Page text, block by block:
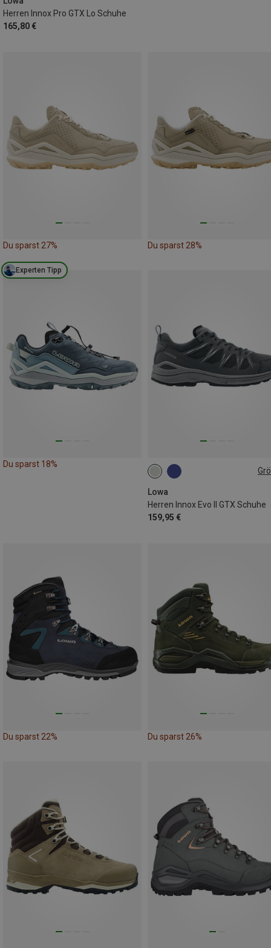
Herren Innox Pro GTX Lo Schuhe
165,80 €
Du sparst 27% Du sparst 28%
Experten Tipp
Du sparst 18%
Lowa
Herren Innox Evo II GTX Schuhe
159,95 €
Du sparst 22% Du sparst 26%